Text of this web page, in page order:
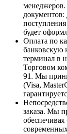
будет
Оплата по
банковскую
терминал в
Торговом
91. Мы
(Visa,
заказа. Мы